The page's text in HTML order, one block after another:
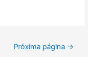
Próxima página →